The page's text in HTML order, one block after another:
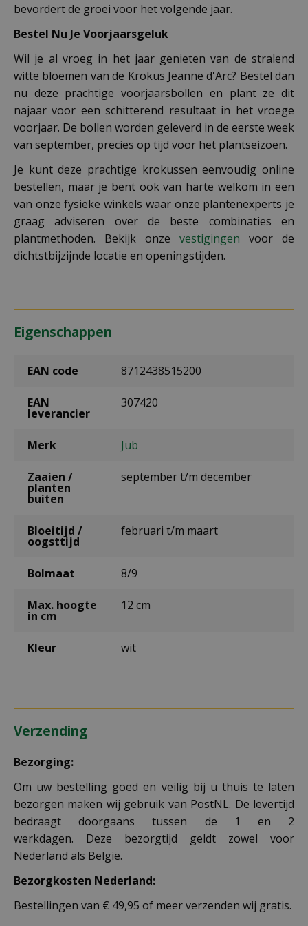
bevordert de groei voor het volgende jaar.
Bestel Nu Je Voorjaarsgeluk
Wil je al vroeg in het jaar genieten van de stralend
witte bloemen van de Krokus Jeanne d'Arc? Bestel dan
nu deze prachtige voorjaarsbollen en plant ze dit
najaar voor een schitterend resultaat in het vroege
voorjaar. De bollen worden geleverd in de eerste week
van september, precies op tijd voor het plantseizoen.
Je kunt deze prachtige krokussen eenvoudig online
bestellen, maar je bent ook van harte welkom in een
van onze fysieke winkels waar onze plantenexperts je
graag adviseren over de beste combinaties en
plantmethoden. Bekijk onze vestigingen voor de
dichtstbijzijnde locatie en openingstijden.
Eigenschappen
EAN code 8712438515200
EAN
leverancier
307420
Merk Jub
Zaaien /
planten
buiten
september t/m december
Bloeitijd /
oogsttijd
februari t/m maart
Bolmaat 8/9
Max. hoogte
in cm
12 cm
Kleur wit
Verzending
Bezorging:
Om uw bestelling goed en veilig bij u thuis te laten
bezorgen maken wij gebruik van PostNL. De levertijd
bedraagt doorgaans tussen de 1 en 2
werkdagen. Deze bezorgtijd geldt zowel voor
Nederland als België.
Bezorgkosten Nederland:
Bestellingen van € 49,95 of meer verzenden wij gratis.